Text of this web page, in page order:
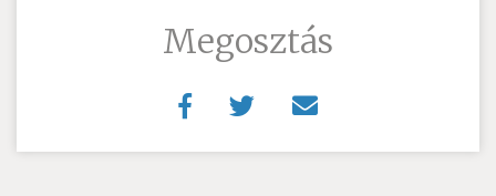
Megosztás